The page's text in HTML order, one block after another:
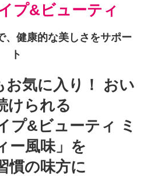
プ&ビューティ
、健康的な美しさをサポー
ト
お気に入り！ おい
けられる
プ&ビューティ ミ
ー風味」 を
慣の味方に